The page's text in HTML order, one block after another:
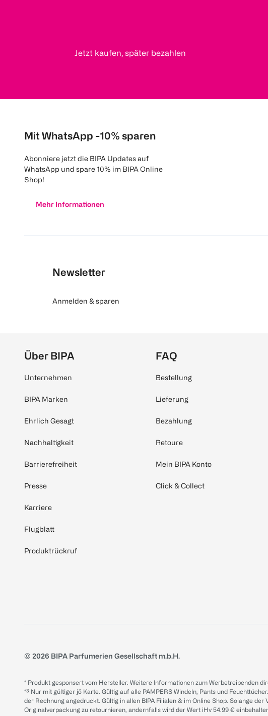
Jetzt kaufen, später bezahlen
Mit WhatsApp -10% sparen
Abonniere jetzt die BIPA Updates auf
WhatsApp und spare 10% im BIPA Online
Shop!
Mehr Informationen
Newsletter
Anmelden & sparen
Über BIPA
Unternehmen
BIPA Marken
Ehrlich Gesagt
Nachhaltigkeit
Barrierefreiheit
Presse
Karriere
Flugblatt
Produktrückruf
FAQ
Bestellung
Lieferung
Bezahlung
Retoure
Mein BIPA Konto
Click & Collect
© 2026 BIPA Parfumerien Gesellschaft m.b.H.
* Produkt gesponsert vom Hersteller. Weitere Informationen zum Werbetreibenden
*³ Nur mit gültiger jö Karte. Gültig auf alle PAMPERS Windeln, Pants und
der Rechnung angedruckt. Gültig in allen BIPA Filialen & im Online Shop. Solange
Originalverpackung zu retournieren, andernfalls wird der Wert iHv 54.99 €